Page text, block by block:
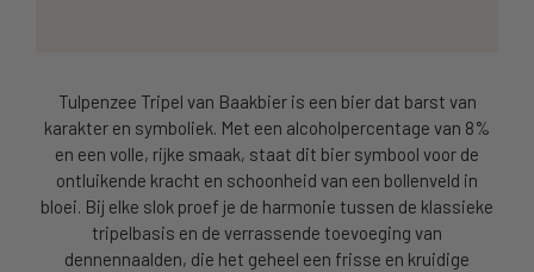
Tulpenzee Tripel van Baakbier is een bier dat barst van
karakter en symboliek. Met een alcoholpercentage van 8%
en een volle, rijke smaak, staat dit bier symbool voor de
ontluikende kracht en schoonheid van een bollenveld in
bloei. Bij elke slok proef je de harmonie tussen de klassieke
tripelbasis en de verrassende toevoeging van
dennennaalden, die het geheel een frisse en kruidige